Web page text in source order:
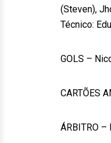
(Steven),
Técnico:
GOLS –
CARTÕES
ÁRBITRO –